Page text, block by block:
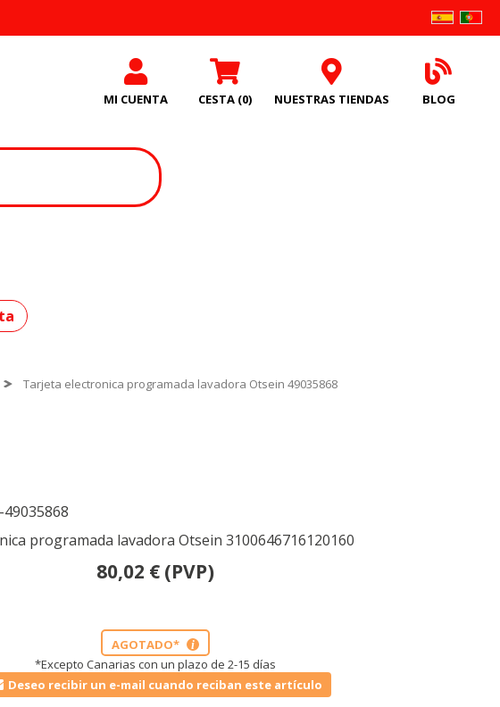
MI CUENTA CESTA (0) NUESTRAS TIENDAS BLOG
Tarjeta electronica programada lavadora Otsein 49035868
49035868
programada lavadora Otsein 3100646716120160
80,02 € (PVP)
AGOTADO* i
*Excepto Canarias con un plazo de 2-15 días
Deseo recibir un e-mail cuando reciban este artículo